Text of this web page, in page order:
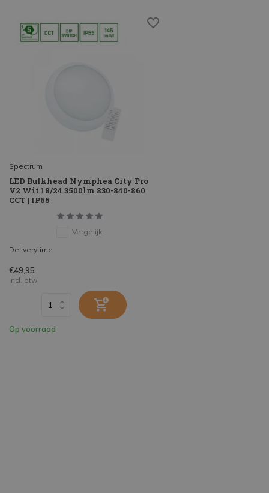
Spectrum
LED Bulkhead Nymphea City Pro
V2 Wit 18/24 3500lm 830-840-860
CCT | IP65
Vergelijk
Deliverytime
€49,95
Incl. btw
Op voorraad